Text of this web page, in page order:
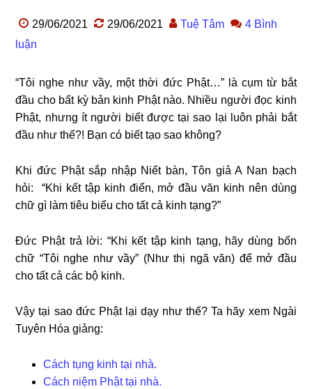
29/06/2021 29/06/2021 Tuệ Tâm
4 Bình
luận
“Tôi nghe như vầy, một thời đức Phật…” là cụm từ bắt
đầu cho bất kỳ bản kinh Phật nào. Nhiều người đọc kinh
Phật, nhưng ít người biết được tại sao lại luôn phải bắt
đầu như thế?! Bạn có biết tạo sao không?
Khi đức Phật sắp nhập Niết bàn, Tôn giả A Nan bạch
hỏi:
“Khi kết tập kinh điển, mở đầu văn kinh nên dùng
chữ gì làm tiêu biểu cho tất cả kinh tạng?”
Đức Phật trả lời: “Khi kết tập kinh tạng, hãy dùng bốn
chữ “Tôi nghe như vầy” (Như thị ngã văn) để mở đầu
cho tất cả các bộ kinh.
Vậy tại sao đức Phật lại dạy như thế? Ta hãy xem Ngài
Tuyên Hóa giảng:
Cách tụng kinh tại nhà.
Cách niệm Phật tại nhà.